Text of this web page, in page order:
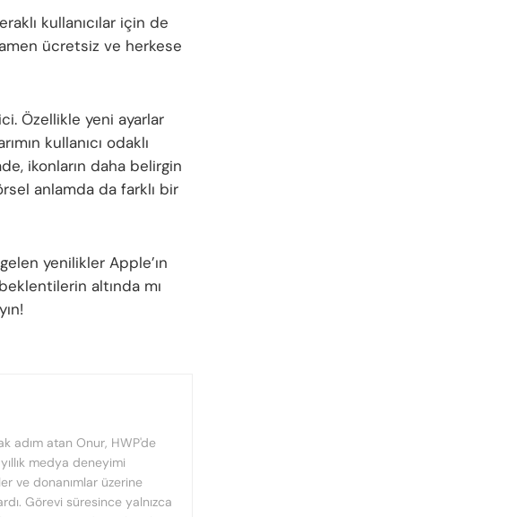
kullanıcılar için de
ücretsiz ve herkese
Özellikle yeni ayarlar
kullanıcı odaklı
ikonların daha belirgin
anlamda da farklı bir
yenilikler Apple’ın
altında mı
adım atan Onur, HWP'de
medya deneyimi
ve donanımlar üzerine
Görevi süresince yalnızca